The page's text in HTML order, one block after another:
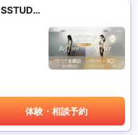
ピラティススタジオ デップ (PILATESSTUDIO DEP)
体験・相談予約